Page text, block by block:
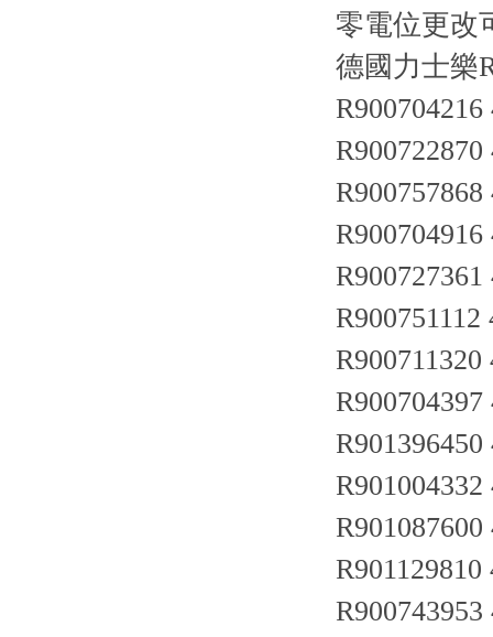
零電位更改
德國力士樂